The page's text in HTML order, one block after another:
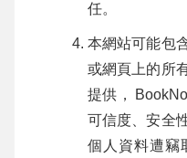
任。
本網站可能包
或網頁上的所
提供，
可信度、安全
個人資料遭竊